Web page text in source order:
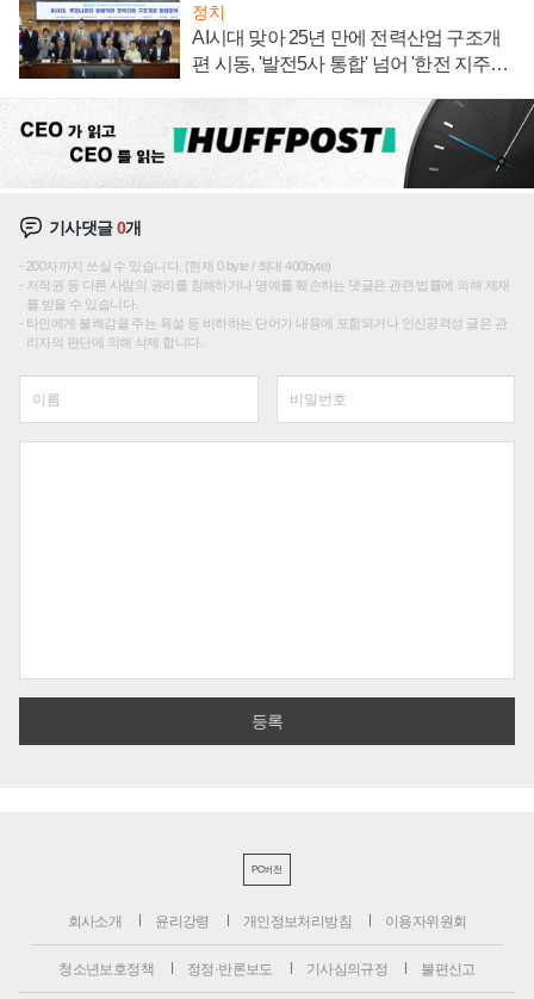
정치
AI시대 맞아 25년 만에 전력산업 구조개
편 시동, '발전5사 통합' 넘어 '한전 지주사'
기사댓글0개
200자까지 쓰실 수 있습니다. (현재 0 byte / 최대 400byte)
저작권 등 다른 사람의 권리를 침해하거나 명예를 훼손하는 댓글은 관련 법률에 의해 제재
를 받을 수 있습니다.
타인에게 불쾌감을 주는 욕설 등 비하하는 단어가 내용에 포함되거나 인신공격성 글은 관
리자의 판단에 의해 삭제 합니다.
PC버전
회사소개 윤리강령 개인정보처리방침 이용자위원회
청소년보호정책 정정·반론보도 기사심의규정 불편신고